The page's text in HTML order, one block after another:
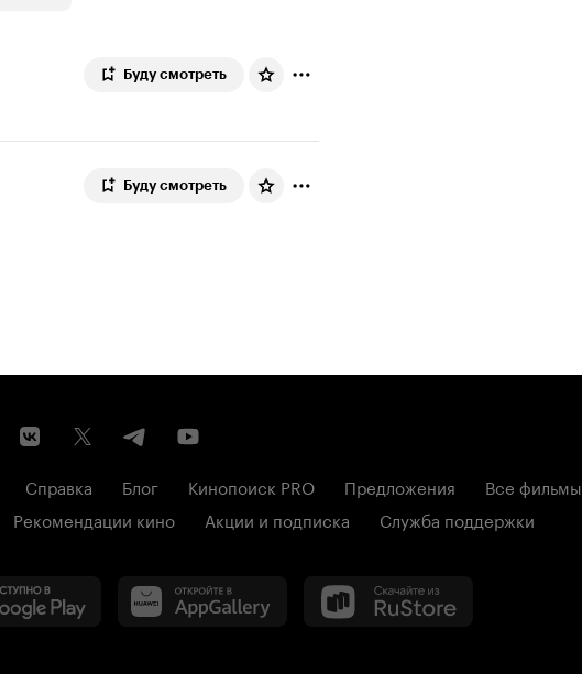
Буду смотреть
Буду смотреть
Справка Блог Кинопоиск PRO Предложения Все фильмы
Рекомендации кино Акции и подписка Служба поддержки